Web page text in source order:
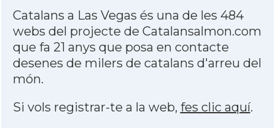
Catalans a Las Vegas és una de les 484
webs del projecte de Catalansalmon.com
que fa 21 anys que posa en contacte
desenes de milers de catalans d'arreu del
món.
Si vols registrar-te a la web, fes clic aquí.